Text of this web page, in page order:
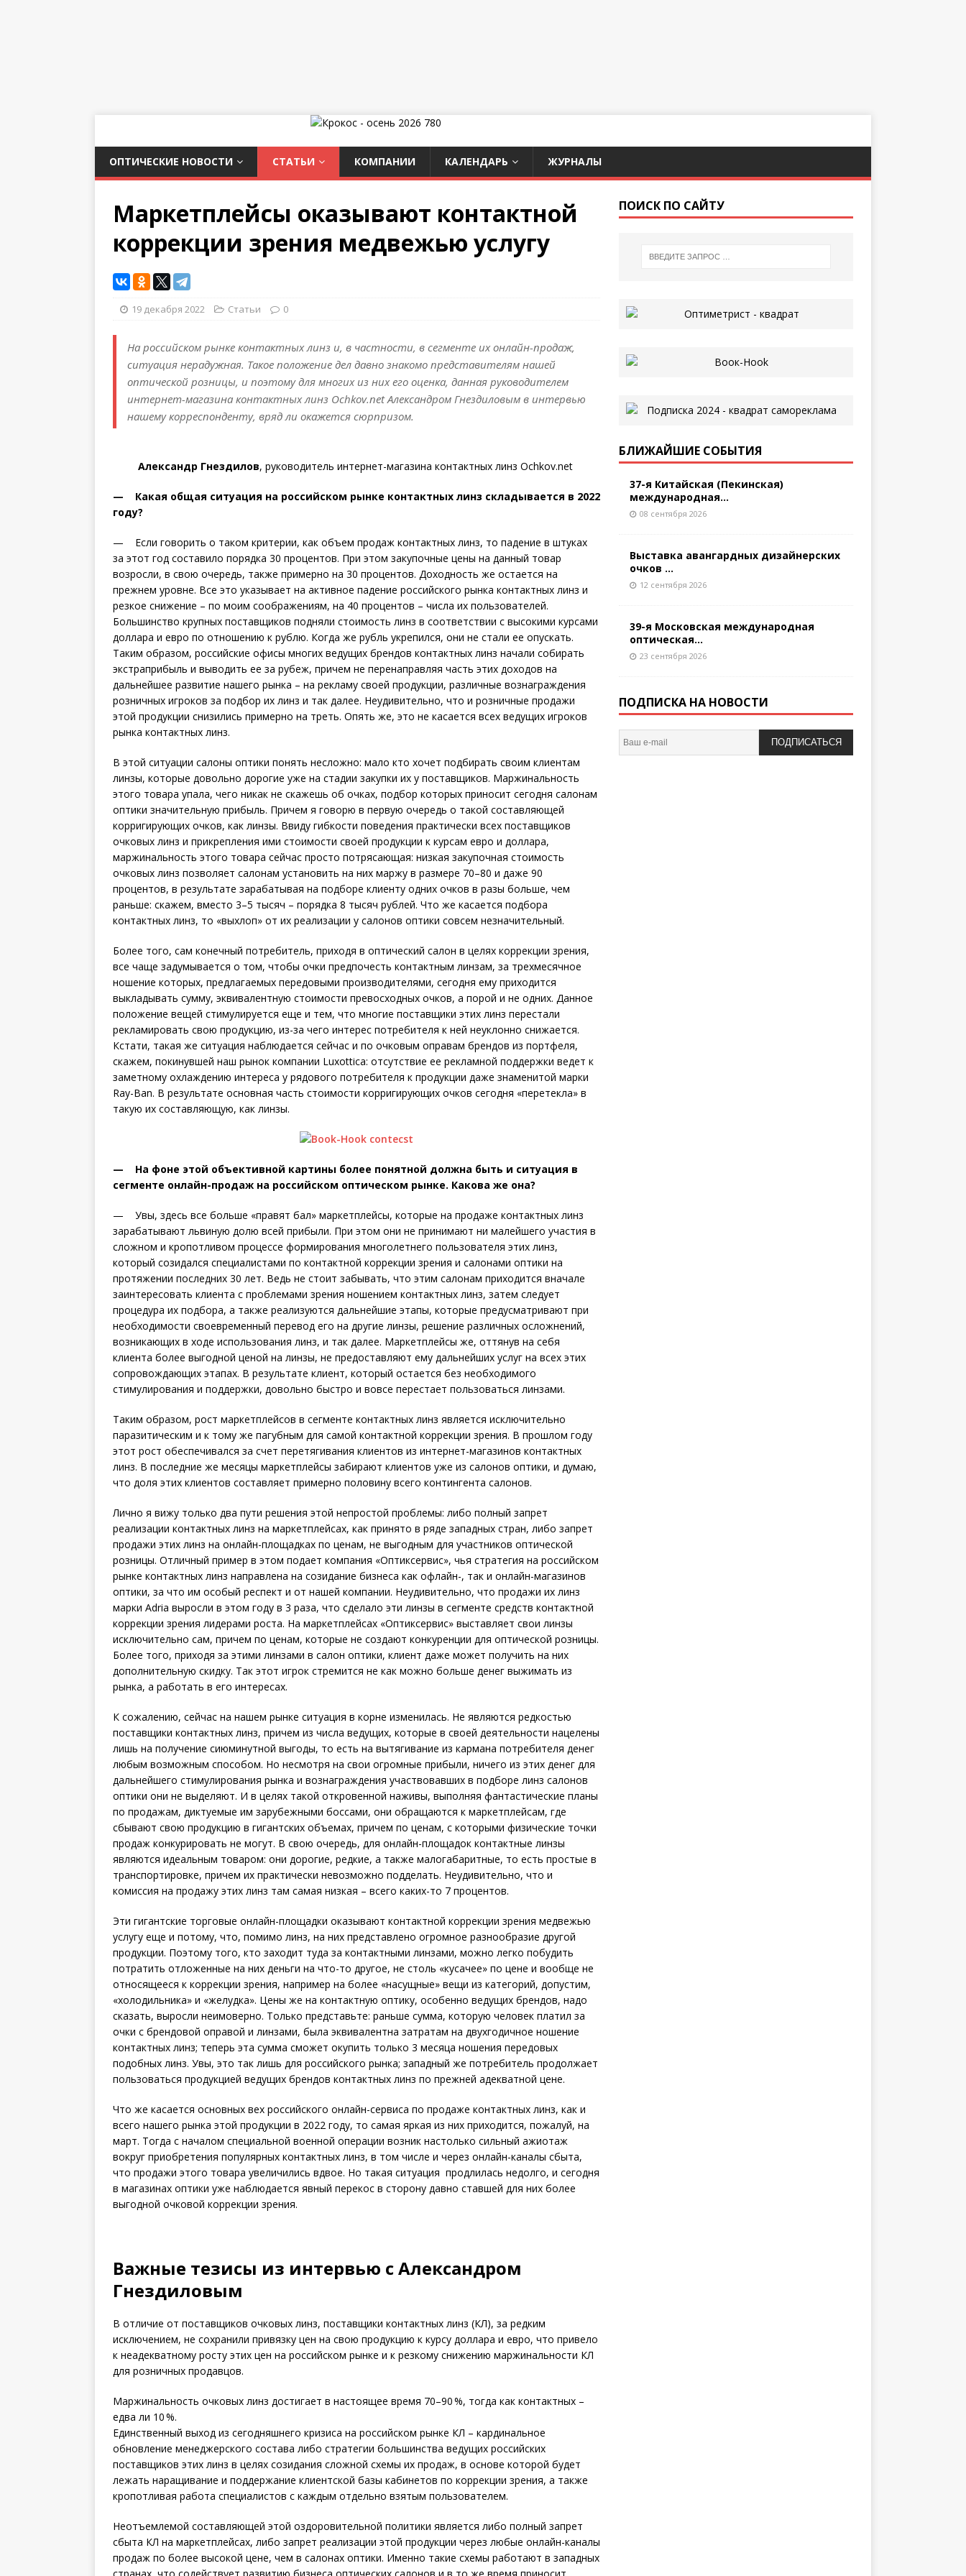
ОПТИЧЕСКИЕ НОВОСТИ СТАТЬИ КОМПАНИИ КАЛЕНДАРЬ ЖУРНАЛЫ
Маркетплейсы оказывают контактной
коррекции зрения медвежью услугу
19 декабря 2022 Статьи 0
На российском рынке контактных линз и, в частности, в сегменте их онлайн-продаж,
ситуация нерадужная. Такое положение дел давно знакомо представителям нашей
оптической розницы, и поэтому для многих из них его оценка, данная руководителем
интернет-магазина контактных линз Ochkov.net Александром Гнездиловым в интервью
нашему корреспонденту, вряд ли окажется сюрпризом.
Александр Гнездилов, руководитель интернет-магазина контактных линз Ochkov.net
— Какая общая ситуация на российском рынке контактных линз складывается в 2022
году?
— Если говорить о таком критерии, как объем продаж контактных линз, то падение в штуках
за этот год составило порядка 30 процентов. При этом закупочные цены на данный товар
возросли, в свою очередь, также примерно на 30 процентов. Доходность же остается на
прежнем уровне. Все это указывает на активное падение российского рынка контактных линз и
резкое снижение – по моим соображениям, на 40 процентов – числа их пользователей.
Большинство крупных поставщиков подняли стоимость линз в соответствии с высокими курсами
доллара и евро по отношению к рублю. Когда же рубль укрепился, они не стали ее опускать.
Таким образом, российские офисы многих ведущих брендов контактных линз начали собирать
экстраприбыль и выводить ее за рубеж, причем не перенаправляя часть этих доходов на
дальнейшее развитие нашего рынка – на рекламу своей продукции, различные вознаграждения
розничных игроков за подбор их линз и так далее. Неудивительно, что и розничные продажи
этой продукции снизились примерно на треть. Опять же, это не касается всех ведущих игроков
рынка контактных линз.
В этой ситуации салоны оптики понять несложно: мало кто хочет подбирать своим клиентам
линзы, которые довольно дорогие уже на стадии закупки их у поставщиков. Маржинальность
этого товара упала, чего никак не скажешь об очках, подбор которых приносит сегодня салонам
оптики значительную прибыль. Причем я говорю в первую очередь о такой составляющей
корригирующих очков, как линзы. Ввиду гибкости поведения практически всех поставщиков
очковых линз и прикрепления ими стоимости своей продукции к курсам евро и доллара,
маржинальность этого товара сейчас просто потрясающая: низкая закупочная стоимость
очковых линз позволяет салонам установить на них маржу в размере 70–80 и даже 90
процентов, в результате зарабатывая на подборе клиенту одних очков в разы больше, чем
раньше: скажем, вместо 3–5 тысяч – порядка 8 тысяч рублей. Что же касается подбора
контактных линз, то «выхлоп» от их реализации у салонов оптики совсем незначительный.
Более того, сам конечный потребитель, приходя в оптический салон в целях коррекции зрения,
все чаще задумывается о том, чтобы очки предпочесть контактным линзам, за трехмесячное
ношение которых, предлагаемых передовыми производителями, сегодня ему приходится
выкладывать сумму, эквивалентную стоимости превосходных очков, а порой и не одних. Данное
положение вещей стимулируется еще и тем, что многие поставщики этих линз перестали
рекламировать свою продукцию, из-за чего интерес потребителя к ней неуклонно снижается.
Кстати, такая же ситуация наблюдается сейчас и по очковым оправам брендов из портфеля,
скажем, покинувшей наш рынок компании Luxottica: отсутствие ее рекламной поддержки ведет к
заметному охлаждению интереса у рядового потребителя к продукции даже знаменитой марки
Ray-Ban. В результате основная часть стои­мости корригирующих очков сегодня «перетекла» в
такую их составляющую, как линзы.
— На фоне этой объективной картины более понятной должна быть и ситуация в
сегменте онлайн-продаж на российском оптическом рынке. Какова же она?
— Увы, здесь все больше «правят бал» маркетплейсы, которые на продаже контактных линз
зарабатывают львиную долю всей прибыли. При этом они не принимают ни малейшего участия в
сложном и кропотливом процессе формирования многолетнего пользователя этих линз,
который созидался специалистами по контактной коррекции зрения и салонами оптики на
протяжении последних 30 лет. Ведь не стоит забывать, что этим салонам приходится вначале
заинтересовать клиента с проблемами зрения ношением контактных линз, затем следует
процедура их подбора, а также реализуются дальнейшие этапы, которые предусматривают при
необходимости своевременный перевод его на другие линзы, решение различных осложнений,
возникающих в ходе использования линз, и так далее. Маркетплейсы же, оттянув на себя
клиента более выгодной ценой на линзы, не предоставляют ему дальнейших услуг на всех этих
сопровождающих этапах. В результате клиент, который остается без необходимого
стимулирования и поддержки, довольно быстро и вовсе перестает пользоваться линзами.
Таким образом, рост маркетплейсов в сегменте контактных линз является исключительно
паразитическим и к тому же пагубным для самой контактной коррекции зрения. В прошлом году
этот рост обеспечивался за счет перетягивания клиентов из интернет-магазинов контактных
линз. В последние же месяцы маркетплейсы забирают клиентов уже из салонов оптики, и думаю,
что доля этих клиентов составляет примерно половину всего контингента салонов.
Лично я вижу только два пути решения этой непростой проблемы: либо полный запрет
реализации контактных линз на маркетплейсах, как принято в ряде западных стран, либо запрет
продажи этих линз на онлайн-площадках по ценам, не выгодным для участников оптической
розницы. Отличный пример в этом подает компания «Оптиксервис», чья стратегия на российском
рынке контактных линз направлена на созидание бизнеса как офлайн-, так и онлайн-магазинов
оптики, за что им особый респект и от нашей компании. Неудивительно, что продажи их линз
марки Adria выросли в этом году в 3 раза, что сделало эти линзы в сегменте средств контактной
коррекции зрения лидерами роста. На маркетплейсах «Оптиксервис» выставляет свои линзы
исключительно сам, причем по ценам, которые не создают конкуренции для оптической розницы.
Более того, приходя за этими линзами в салон оптики, клиент даже может получить на них
дополнительную скидку. Так этот игрок стремится не как можно больше денег выжимать из
рынка, а работать в его интересах.
К сожалению, сейчас на нашем рынке ситуация в корне изменилась. Не являются редкостью
поставщики контактных линз, причем из числа ведущих, которые в своей деятельности нацелены
лишь на получение сиюминутной выгоды, то есть на вытягивание из кармана потребителя денег
любым возможным способом. Но несмотря на свои огромные прибыли, ничего из этих денег для
дальнейшего стимулирования рынка и вознаграждения участвовавших в подборе линз салонов
оптики они не выделяют. И в целях такой откровенной наживы, выполняя фантастические планы
по продажам, диктуемые им зарубежными боссами, они обращаются к маркетплейсам, где
сбывают свою продукцию в гигантских объемах, причем по ценам, с которыми физические точки
продаж конкурировать не могут. В свою очередь, для онлайн-площадок контактные линзы
являются идеальным товаром: они дорогие, редкие, а также малогабаритные, то есть простые в
транспортировке, причем их практически невозможно подделать. Неудивительно, что и
комиссия на продажу этих линз там самая низкая – всего каких-то 7 процентов.
Эти гигантские торговые онлайн-площадки оказывают контактной коррекции зрения медвежью
услугу еще и потому, что, помимо линз, на них представлено огромное разнообразие другой
продукции. Поэтому того, кто заходит туда за контактными линзами, можно легко побудить
потратить отложенные на них деньги на что-то другое, не столь «кусачее» по цене и вообще не
относящееся к коррекции зрения, например на более «насущные» вещи из категорий, допустим,
«холодильника» и «желудка». Цены же на контактную оптику, особенно ведущих брендов, надо
сказать, выросли неимоверно. Только представьте: раньше сумма, которую человек платил за
очки с брендовой оправой и линзами, была эквивалентна затратам на двухгодичное ношение
контактных линз; теперь эта сумма сможет окупить только 3 месяца ношения передовых
подобных линз. Увы, это так лишь для российского рынка; западный же потребитель продолжает
пользоваться продукцией ведущих брендов контактных линз по прежней адекватной цене.
Что же касается основных вех российского онлайн-сервиса по продаже контактных линз, как и
всего нашего рынка этой продукции в 2022 году, то самая яркая из них приходится, пожалуй, на
март. Тогда с началом специальной военной операции возник настолько сильный ажиотаж
вокруг приобретения популярных контактных линз, в том числе и через онлайн-каналы сбыта,
что продажи этого товара увеличились вдвое. Но такая ситуация продлилась недолго, и сегодня
в магазинах оптики уже наблюдается явный перекос в сторону давно ставшей для них более
выгодной очковой коррекции зрения.
Важные тезисы из интервью с Александром
Гнездиловым
В отличие от поставщиков очковых линз, поставщики контактных линз (КЛ), за редким
исключением, не сохранили привязку цен на свою продукцию к курсу доллара и евро, что привело
к неадекватному росту этих цен на российском рынке и к резкому снижению маржинальности КЛ
для розничных продавцов.
Маржинальность очковых линз достигает в настоящее время 70–90 %, тогда как контактных –
едва ли 10 %.
Единственный выход из сегодняшнего кризиса на российском рынке КЛ – кардинальное
обновление менеджерского состава либо стратегии большинства ведущих российских
поставщиков этих линз в целях созидания сложной схемы их продаж, в основе которой будет
лежать наращивание и поддержание клиентской базы кабинетов по коррекции зрения, а также
кропотливая работа специалистов с каждым отдельно взятым пользователем.
Неотъемлемой составляющей этой оздоровительной политики является либо полный запрет
сбыта КЛ на маркетплейсах, либо запрет реализации этой продукции через любые онлайн-каналы
продаж по более высокой цене, чем в салонах оптики. Именно такие схемы работают в западных
ПОИСК ПО САЙТУ
БЛИЖАЙШИЕ СОБЫТИЯ
37-я Китайская (Пекинская)
международная...
08 сентября 2026
Выставка авангардных дизайнерских
очков ...
12 сентября 2026
39-я Московская международная
оптическая...
23 сентября 2026
ПОДПИСКА НА НОВОСТИ
ПОДПИСАТЬСЯ